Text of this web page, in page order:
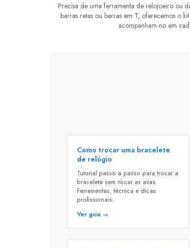
Precisa de uma ferramenta de relojoeiro ou
barras retas ou barras em T, oferecemos o
acompanham-no em
Como trocar uma bracelete
de relógio
Tutorial passo a passo para trocar a
bracelete sem riscar as asas.
Ferramentas, técnica e dicas
profissionais.
Ver guia →